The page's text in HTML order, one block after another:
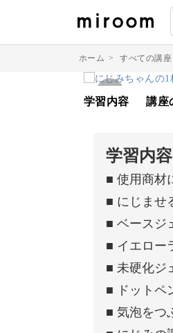
ホーム > すべての講座
学習内容 講座
学習内容
■ 使用商材
■ にじませ
■ ベースジ
■ イエロー
■ 未硬化ジ
■ ドットペ
■ 気泡をつ